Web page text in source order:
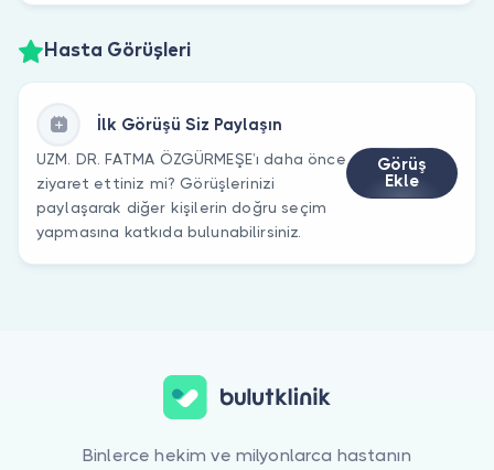
Hasta Görüşleri
İlk Görüşü Siz Paylaşın
UZM. DR. FATMA ÖZGÜRMEŞE’ı daha önce
ziyaret ettiniz mi? Görüşlerinizi
paylaşarak diğer kişilerin doğru seçim
yapmasına katkıda bulunabilirsiniz.
Görüş
Ekle
Binlerce hekim ve milyonlarca hastanın